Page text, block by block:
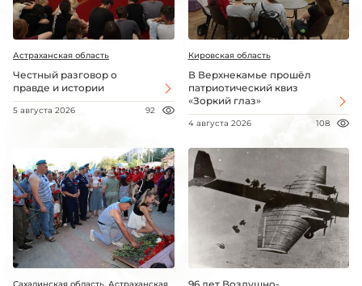
Астраханская область
Честный разговор о
правде и истории
5 августа 2026 92
Кировская область
В Верхнекамье прошёл
патриотический квиз
«Зоркий глаз»
4 августа 2026 108